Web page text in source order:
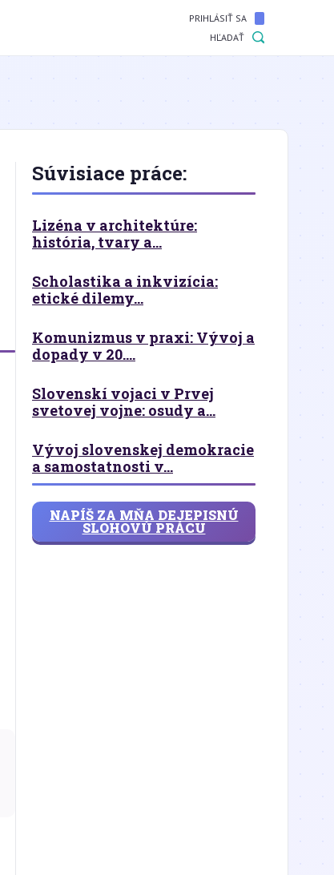
PRIHLÁSIŤ SA
HĽADAŤ
Súvisiace práce:
Lizéna v architektúre:
história, tvary a...
Scholastika a inkvizícia:
etické dilemy...
Komunizmus v praxi: Vývoj a
dopady v 20....
Slovenskí vojaci v Prvej
svetovej vojne: osudy a...
Vývoj slovenskej demokracie
a samostatnosti v...
NAPÍŠ ZA MŇA DEJEPISNÚ
SLOHOVÚ PRÁCU